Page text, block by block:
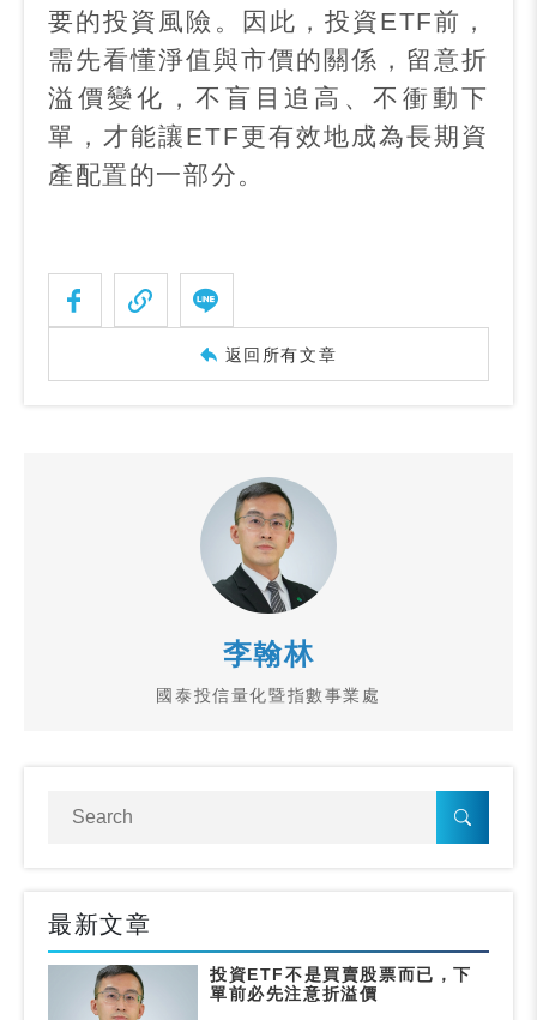
要的投資風險。因此，投資ETF前，
需先看懂淨值與市價的關係，留意折
溢價變化，不盲目追高、不衝動下
單，才能讓ETF更有效地成為長期資
產配置的一部分。
返回所有文章
李翰林
國泰投信量化暨指數事業處
最新文章
投資ETF不是買賣股票而已，下
單前必先注意折溢價